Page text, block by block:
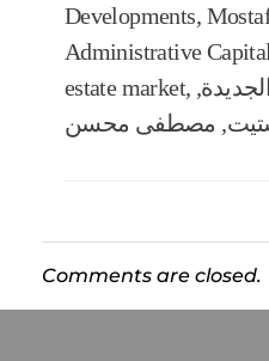
Developments,
Administrative Capital
estate market, ,
, مصطفى محسن
Comments are closed.